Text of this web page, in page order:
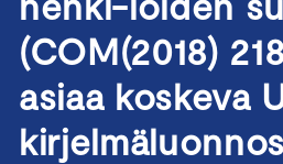
(COM(2018)
asiaa koskeva